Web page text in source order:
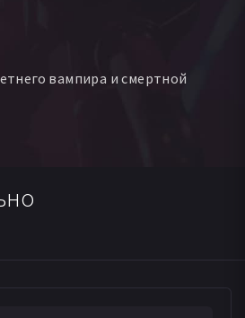
вампира и смертной